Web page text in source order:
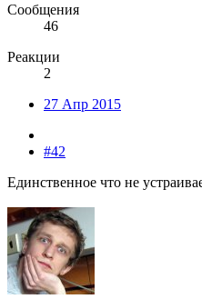
Сообщения
46
Реакции
2
27 Апр 2015
#42
Единственное что не